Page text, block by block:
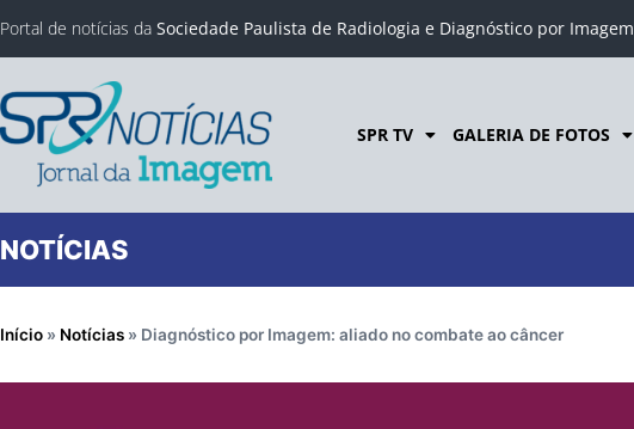
Portal de notícias da Sociedade Paulista de Radiologia e Diagnóstico por Imagem
SPR TV GALERIA DE FOTOS
NOTÍCIAS
Início » Notícias » Diagnóstico por Imagem: aliado no combate ao câncer